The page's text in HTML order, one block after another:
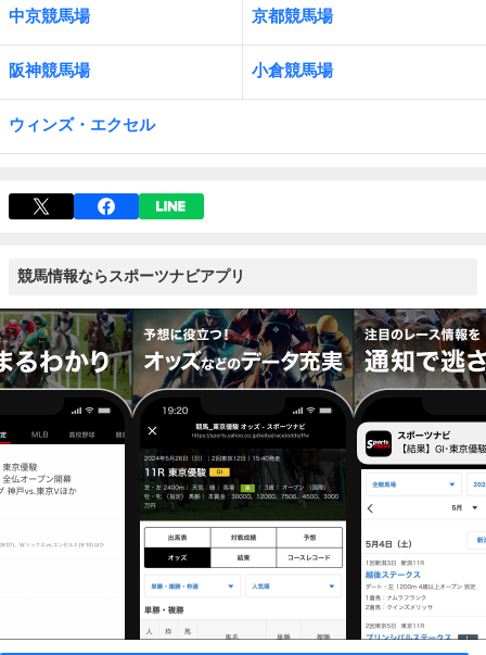
中京競馬場 京都競馬場
阪神競馬場 小倉競馬場
ウィンズ・エクセル
競馬情報ならスポーツナビアプリ